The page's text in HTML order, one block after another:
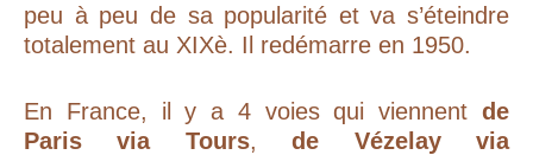
peu à peu de sa popularité et va s’éteindre
totalement au XIXè. Il redémarre en 1950.
En France, il y a 4 voies qui viennent de
Paris via Tours,de Vézelay via